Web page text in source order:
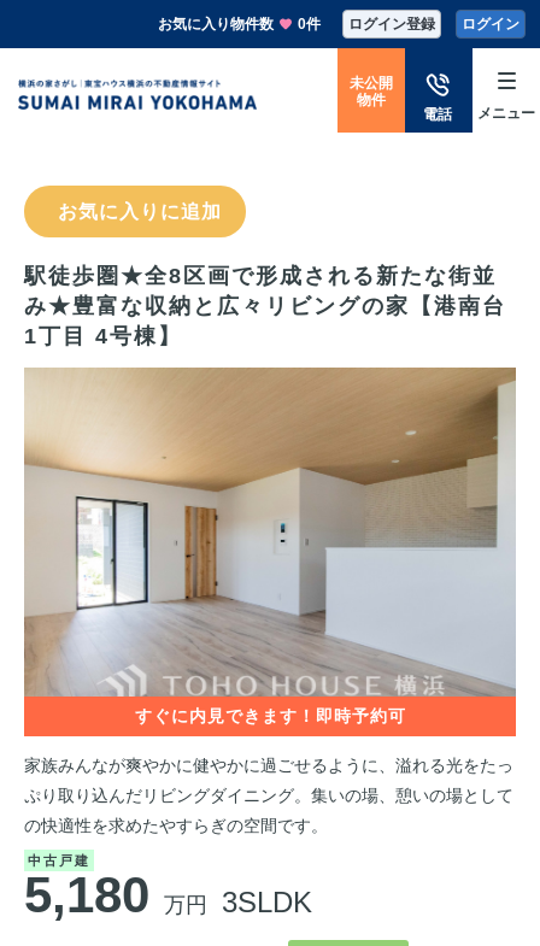
お気に入り物件数 0件 ログイン登録 ログイン
電話
未公開
物件
メニュー
お気に入りに追加
駅徒歩圏★全8区画で形成される新たな街並
み★豊富な収納と広々リビングの家【港南台
1丁目 4号棟】
家族みんなが爽やかに健やかに過ごせるように、溢れる光をたっ
ぷり取り込んだリビングダイニング。集いの場、憩いの場として
の快適性を求めたやすらぎの空間です。
中古戸建
5,180 万円 3SLDK